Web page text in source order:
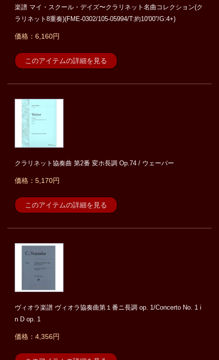
楽譜 マイ・スクール・デイズ〜クラリネット名曲コレクション(ク
ラリネット8重奏)(FME-0302/105-05994/T:約10'00''/G:4+)
価格：6,160円
このアイテムの詳細を見る
クラリネット協奏曲 第2番 変ホ長調 Op.74 / ウェーバー
価格：5,170円
このアイテムの詳細を見る
ヴィオラ楽譜 ヴィオラ協奏曲第１番ニ長調 op. 1/Concerto No. 1 i
n D op. 1
価格：4,356円